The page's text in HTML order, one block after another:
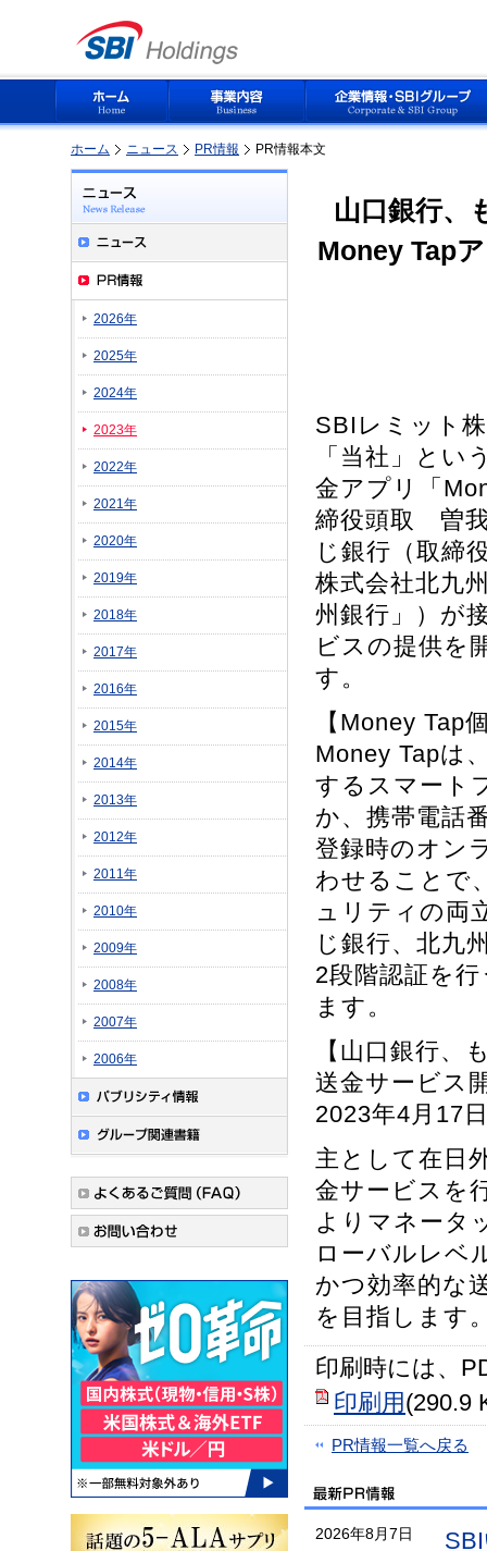
ホーム ニュース PR情報 PR情報本文
山口銀行、
Money Tap
SBIレミット
「当社」と
金アプリ「
締役頭取 曽我
じ銀行（取締
株式会社北九
州銀行」）が
ビスの提供を
す。
【Money Tap
Money Tapは
するスマート
か、携帯電話
登録時のオン
わせることで
ュリティの両
じ銀行、北九
2段階認証を
ます。
【山口銀行、
送金サービス
2023年4月17
主として在日
金サービスを
よりマネータ
ローバルレベ
かつ効率的な
を目指します
印刷時には、
印刷用 (290.9
PR情報一覧へ戻る
2026年8月7日
2026年
2025年
2024年
2023年
2022年
2021年
2020年
2019年
2018年
2017年
2016年
2015年
2014年
2013年
2012年
2011年
2010年
2009年
2008年
2007年
2006年